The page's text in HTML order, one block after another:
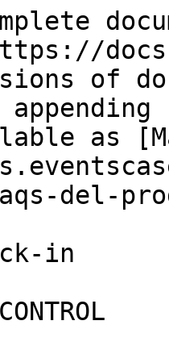
of
as
del-
in